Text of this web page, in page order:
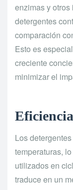
enzimas y
detergentes
comparación
Esto es
creciente
minimizar el
Los
temperaturas,
utilizados en
traduce en un